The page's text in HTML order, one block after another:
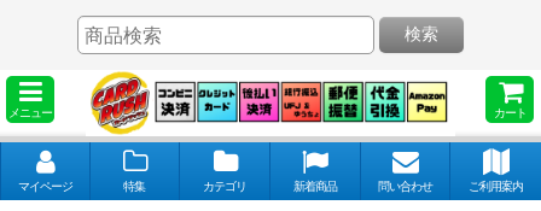
メニュー カート
検索
マイページ 特集 カテゴリ 新着商品 問い合わせ ご利用案内